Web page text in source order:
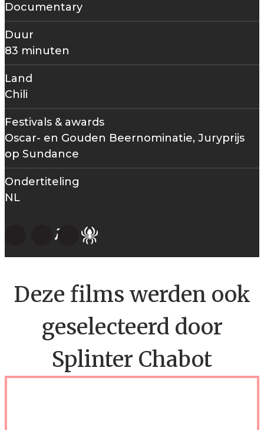
Documentary
Duur
83 minuten
Land
Chili
Festivals & awards
Oscar- en Gouden Beernominatie, Juryprijs
op Sundance
Ondertiteling
NL
Deze films werden ook
geselecteerd door
Splinter Chabot